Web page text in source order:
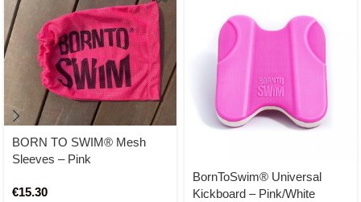
BORN TO SWIM® Mesh
Sleeves – Pink
€15.30
BornToSwim® Universal
Kickboard – Pink/White